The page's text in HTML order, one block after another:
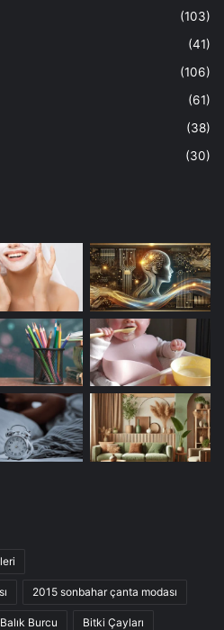
(103)
(41)
(106)
(61)
(38)
(30)
2015 sonbahar çanta modası
Balık Burcu Bitki Çayları